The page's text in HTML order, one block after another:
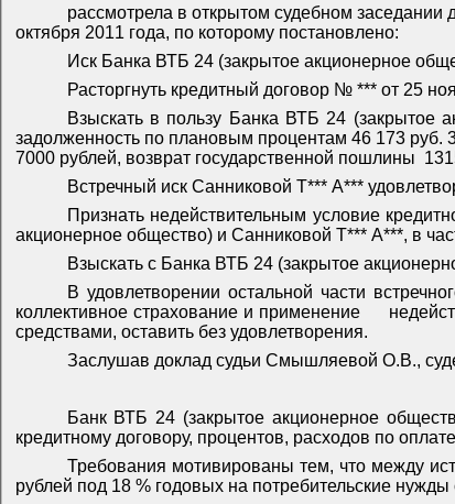
рассмотрела в открытом судебном
октября 2011 года, по которому постановлено:
Иск Банка ВТБ 24 (закрытое акционерное
Расторгнуть кредитный договор № *** от 25
Взыскать в пользу Банка ВТБ 24 (закрытое
задолженность по плановым процентам 46 173 руб.
7000 рублей, возврат государственной пошлины
Встречный иск Санниковой Т*** А***
Признать недействительным условие
акционерное общество) и Санниковой Т*** А***, в
Взыскать с Банка ВТБ 24 (закрытое
В удовлетворении остальной части
коллективное страхование и применение
средствами, оставить без удовлетворения.
Заслушав доклад судьи Смышляевой О.В.,
Банк ВТБ 24 (закрытое акционерное
кредитному договору, процентов, расходов по
Требования мотивированы тем, что между
рублей под 18 % годовых на потребительские